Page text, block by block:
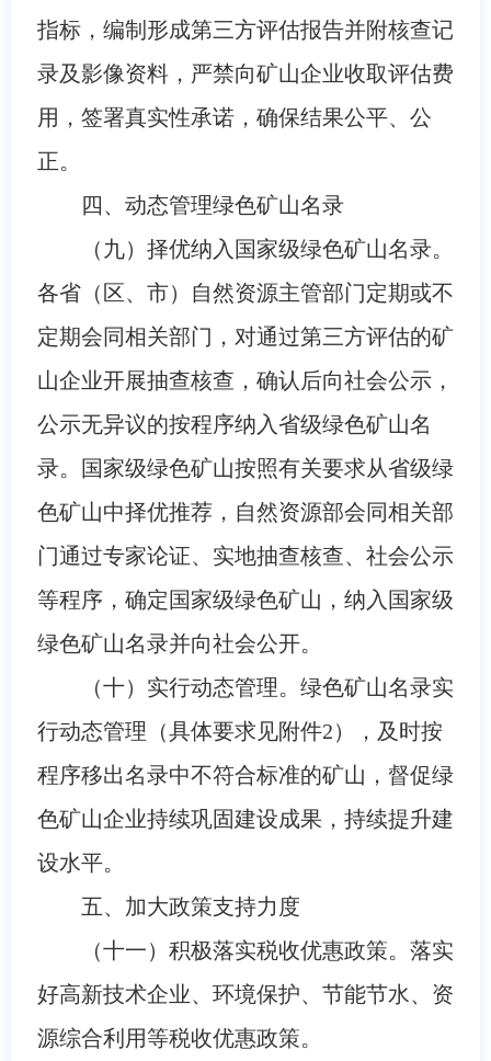
指标，编制形成第三方评估报告并附核查记
录及影像资料，严禁向矿山企业收取评估费
用，签署真实性承诺，确保结果公平、公
正。
四、动态管理绿色矿山名录
（九）择优纳入国家级绿色矿山名录。
各省（区、市）自然资源主管部门定期或不
定期会同相关部门，对通过第三方评估的矿
山企业开展抽查核查，确认后向社会公示，
公示无异议的按程序纳入省级绿色矿山名
录。国家级绿色矿山按照有关要求从省级绿
色矿山中择优推荐，自然资源部会同相关部
门通过专家论证、实地抽查核查、社会公示
等程序，确定国家级绿色矿山，纳入国家级
绿色矿山名录并向社会公开。
（十）实行动态管理。绿色矿山名录实
行动态管理（具体要求见附件2），及时按
程序移出名录中不符合标准的矿山，督促绿
色矿山企业持续巩固建设成果，持续提升建
设水平。
五、加大政策支持力度
（十一）积极落实税收优惠政策。落实
好高新技术企业、环境保护、节能节水、资
源综合利用等税收优惠政策。